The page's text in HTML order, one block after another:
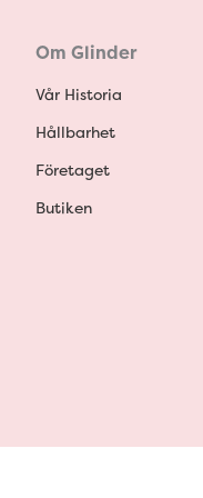
Om Glinder
Vår Historia
Hållbarhet
Företaget
Butiken